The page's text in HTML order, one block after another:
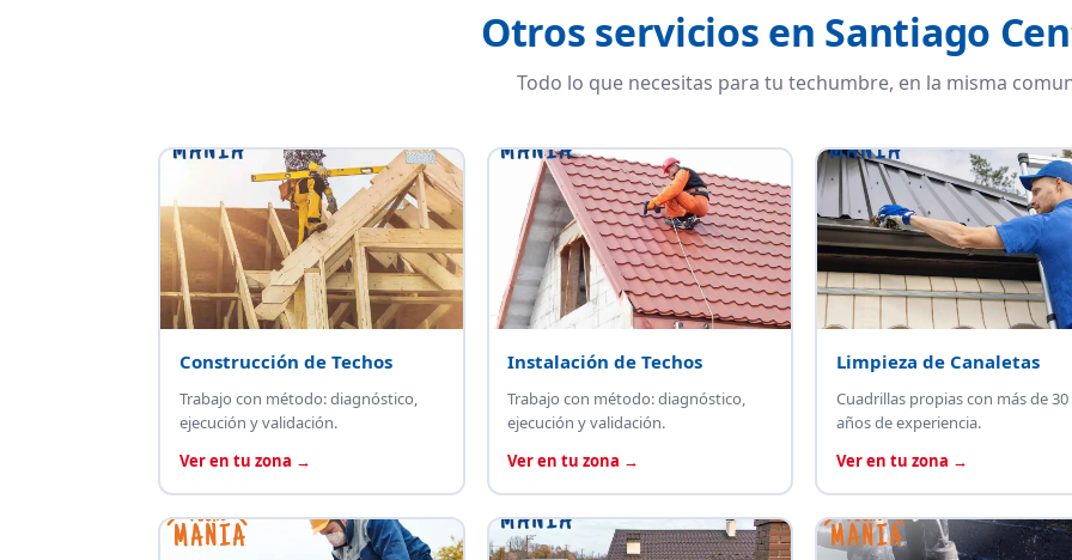
Otros servicios en Santiago
Todo lo que necesitas para tu techumbre, en la misma
Construcción de Techos
Trabajo con método: diagnóstico,
ejecución y validación.
Ver en tu zona →
Instalación de Techos
Trabajo con método: diagnóstico,
ejecución y validación.
Ver en tu zona →
Limpieza de Canaletas
Cuadrillas propias con más de 30
años de experiencia.
Ver en tu zona →